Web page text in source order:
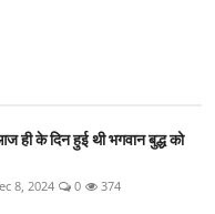
के दिन हुई थी भगवान बुद्ध को
8, 2024 0 374